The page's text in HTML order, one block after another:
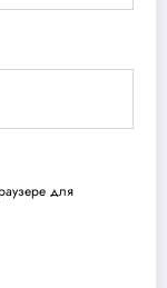
для